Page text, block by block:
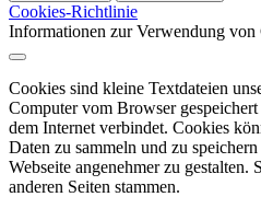
Cookies-Richtlinie
Informationen zur Verwendung von
Cookies sind kleine Textdateien
Computer vom Browser
dem Internet verbindet. Cookies
Daten zu sammeln und zu
Webseite angenehmer zu gestalten.
anderen Seiten stammen.